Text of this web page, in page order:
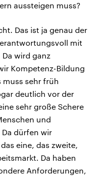
aussteigen muss?
Das ist ja genau der
mit
wird ganz
Kompetenz-Bildung
muss sehr früh
deutlich vor der
sehr große Schere
und
dürfen wir
eine, das zweite,
Da haben
Anforderungen,